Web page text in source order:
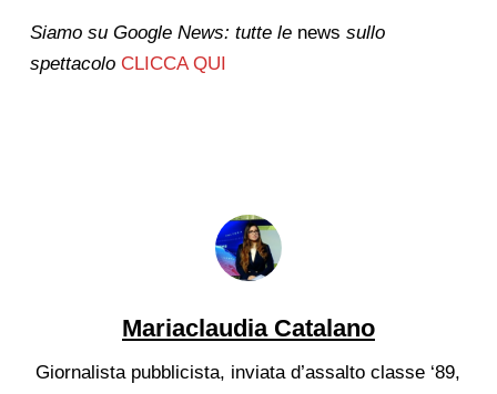
Siamo su Google News: tutte lenews sullo
spettacolo CLICCA QUI
Mariaclaudia Catalano
Giornalista pubblicista, inviata d’assalto classe ‘89,